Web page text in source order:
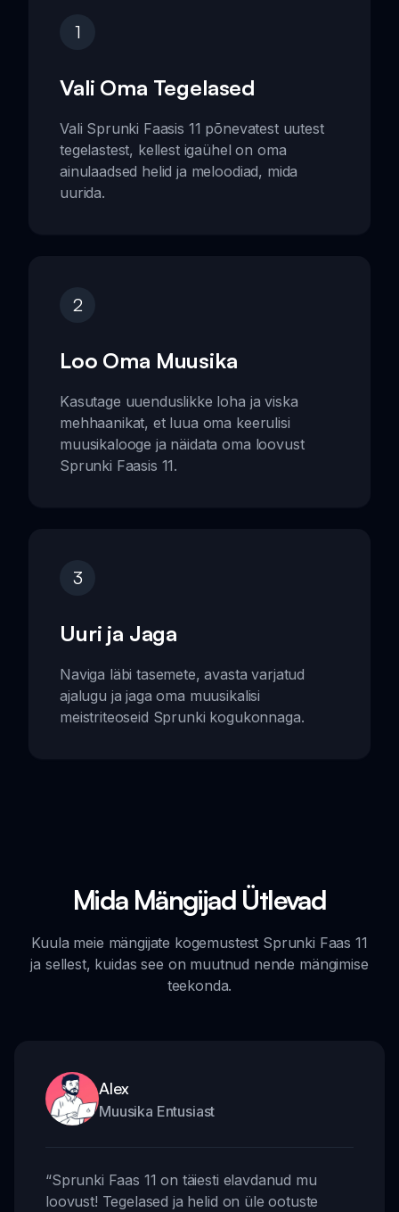
1
Vali Oma Tegelased
Vali Sprunki Faasis 11 põnevatest uutest
tegelastest, kellest igaühel on oma
ainulaadsed helid ja meloodiad, mida
uurida.
2
Loo Oma Muusika
Kasutage uuenduslikke loha ja viska
mehhaanikat, et luua oma keerulisi
muusikalooge ja näidata oma loovust
Sprunki Faasis 11.
3
Uuri ja Jaga
Naviga läbi tasemete, avasta varjatud
ajalugu ja jaga oma muusikalisi
meistriteoseid Sprunki kogukonnaga.
Mida Mängijad Ütlevad
Kuula meie mängijate kogemustest Sprunki Faas 11
ja sellest, kuidas see on muutnud nende mängimise
teekonda.
Alex
Muusika Entusiast
“Sprunki Faas 11 on täiesti elavdanud mu
loovust! Tegelased ja helid on üle ootuste